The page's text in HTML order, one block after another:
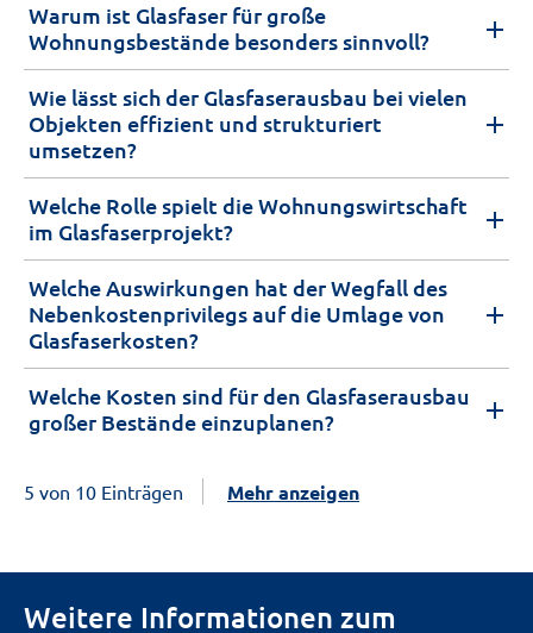
Warum ist Glasfaser für große
Wohnungsbestände besonders sinnvoll?
Wie lässt sich der Glasfaserausbau bei vielen
Objekten effizient und strukturiert
umsetzen?
Welche Rolle spielt die Wohnungswirtschaft
im Glasfaserprojekt?
Welche Auswirkungen hat der Wegfall des
Nebenkostenprivilegs auf die Umlage von
Glasfaserkosten?
Welche Kosten sind für den Glasfaserausbau
großer Bestände einzuplanen?
5 von 10 Einträgen Mehr anzeigen
Weitere Informationen zum